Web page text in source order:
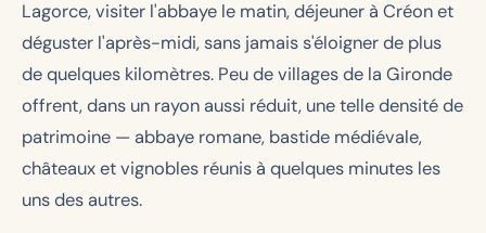
Lagorce, visiter l'abbaye le matin, déjeuner à Créon et
déguster l'après-midi, sans jamais s'éloigner de plus
de quelques kilomètres. Peu de villages de la Gironde
offrent, dans un rayon aussi réduit, une telle densité de
patrimoine — abbaye romane, bastide médiévale,
châteaux et vignobles réunis à quelques minutes les
uns des autres.